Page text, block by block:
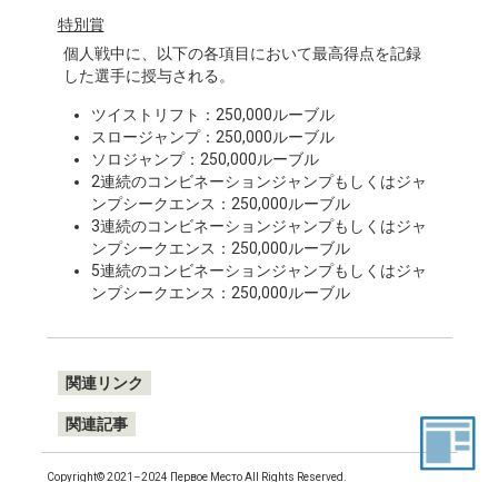
特別賞
個人戦中に、以下の各項目において最高得点を記録
した選手に授与される。
ツイストリフト：250,000ルーブル
スロージャンプ：250,000ルーブル
ソロジャンプ：250,000ルーブル
2連続のコンビネーションジャンプもしくはジャ
ンプシークエンス：250,000ルーブル
3連続のコンビネーションジャンプもしくはジャ
ンプシークエンス：250,000ルーブル
5連続のコンビネーションジャンプもしくはジャ
ンプシークエンス：250,000ルーブル
関連リンク
関連記事
Copyright© 2021–2024 Первое Место All Rights Reserved.